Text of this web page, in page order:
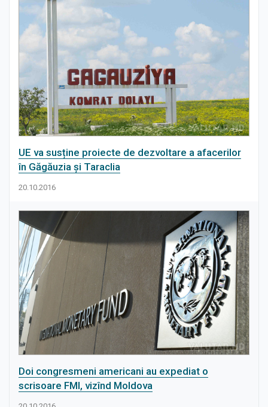
UE va susține proiecte de dezvoltare a afacerilor
în Găgăuzia și Taraclia
20.10.2016
Doi congresmeni americani au expediat o
scrisoare FMI, vizînd Moldova